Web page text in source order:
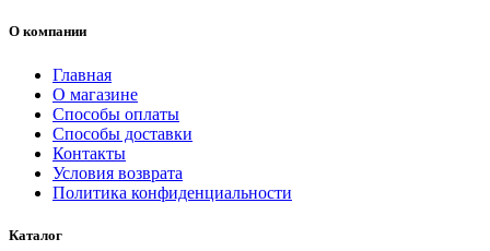
О компании
Главная
О магазине
Способы оплаты
Способы доставки
Контакты
Условия возврата
Политика конфиденциальности
Каталог